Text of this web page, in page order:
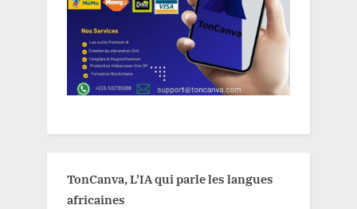
TonCanva, L'IA qui parle les langues
africaines